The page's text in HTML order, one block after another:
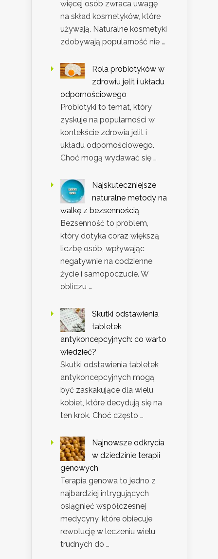
więcej osób zwraca uwagę
na skład kosmetyków, które
używają. Naturalne kosmetyki
zdobywają popularność nie …
Rola probiotyków w
zdrowiu jelit i układu
odpornościowego
Probiotyki to temat, który
zyskuje na popularności w
kontekście zdrowia jelit i
układu odpornościowego.
Choć mogą wydawać się …
Najskuteczniejsze
naturalne metody na
walkę z bezsennością
Bezsenność to problem,
który dotyka coraz większą
liczbę osób, wpływając
negatywnie na codzienne
życie i samopoczucie. W
obliczu …
Skutki odstawienia
tabletek
antykoncepcyjnych: co warto
wiedzieć?
Skutki odstawienia tabletek
antykoncepcyjnych mogą
być zaskakujące dla wielu
kobiet, które decydują się na
ten krok. Choć często …
Najnowsze odkrycia
w dziedzinie terapii
genowych
Terapia genowa to jedno z
najbardziej intrygujących
osiągnięć współczesnej
medycyny, które obiecuje
rewolucję w leczeniu wielu
trudnych do …